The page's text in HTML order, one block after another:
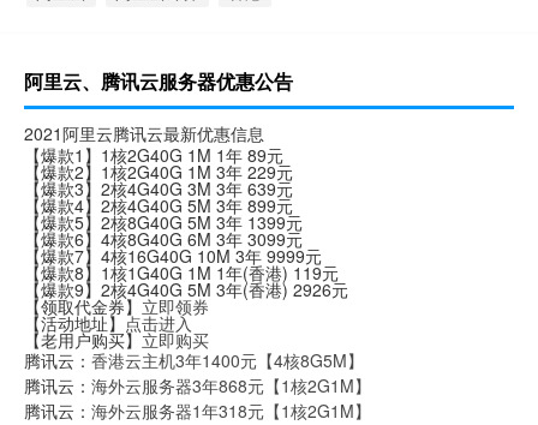
阿里云、腾讯云服务器优惠公告
2021阿里云腾讯云最新优惠信息
【爆款1】1核2G40G 1M 1年 89元
【爆款2】1核2G40G 1M 3年 229元
【爆款3】2核4G40G 3M 3年 639元
【爆款4】2核4G40G 5M 3年 899元
【爆款5】2核8G40G 5M 3年 1399元
【爆款6】4核8G40G 6M 3年 3099元
【爆款7】4核16G40G 10M 3年 9999元
【爆款8】1核1G40G 1M 1年(香港) 119元
【爆款9】2核4G40G 5M 3年(香港) 2926元
【领取代金券】 立即领券
【活动地址】 点击进入
【老用户购买】立即购买
腾讯云： 香港云主机3年1400元【4核8G5M】
腾讯云： 海外云服务器3年868元【1核2G1M】
腾讯云： 海外云服务器1年318元【1核2G1M】